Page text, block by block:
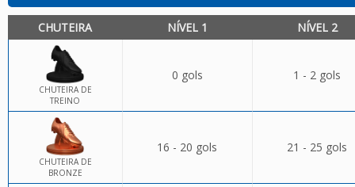
CHUTEIRA NÍVEL 1 NÍVEL 2
CHUTEIRA DE
TREINO
0 gols 1 - 2 gols
CHUTEIRA DE
BRONZE
16 - 20 gols 21 - 25 gols